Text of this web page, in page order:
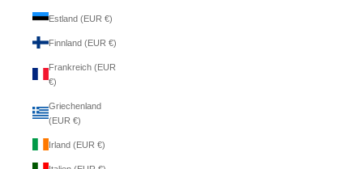
Estland (EUR €)
Finnland (EUR €)
Frankreich (EUR
€)
Griechenland
(EUR €)
Irland (EUR €)